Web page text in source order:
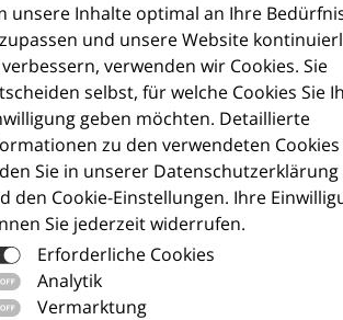
unsere Inhalte optimal an Ihre
und unsere Website
verwenden wir Cookies. Sie
selbst, für welche Cookies Sie
geben möchten. Detaillierte
zu den verwendeten Cookies
Sie in unserer Datenschutzerklärung
den Cookie-Einstellungen. Ihre
Sie jederzeit widerrufen.
Erforderliche Cookies
Analytik
Vermarktung
mit dem European Dermatology
Euroderm Excellence
ist Ihr digitaler Kompass für die
mit Wissen, Bildern und praktischen
Alltag.